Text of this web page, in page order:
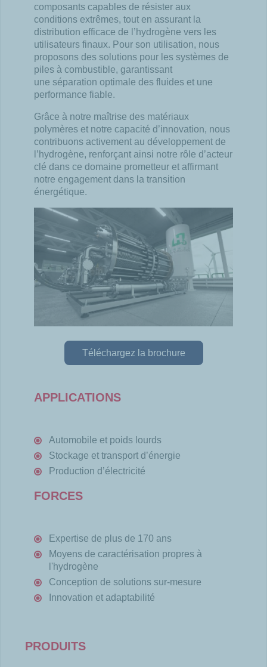
composants capables de résister aux
conditions extrêmes, tout en assurant la
distribution efficace de l’hydrogène vers les
utilisateurs finaux. Pour son utilisation, nous
proposons des solutions pour les systèmes de
piles à combustible, garantissant
une séparation optimale des fluides et une
performance fiab le.
Grâce à notre maîtrise des matériaux
polymères et notre capacité d’innovation, nous
contribuons activement au développement de
l’hydrogène, renforçant ainsi notre rôle d’acteur
clé dans ce domaine prometteur et affirmant
notre engagement dans la transition
énergétique.
Téléchargez la brochure
APPLICATIONS
Automobile et poids lourds
Stockage et transport d’énergie
Production d’électricité
FORCES
Expertise de plus de 170 ans
Moyens de caractérisation propres à
l'hydrogène
Conception de solutions sur-mesure
Innovation et adaptabilité
PRODUITS